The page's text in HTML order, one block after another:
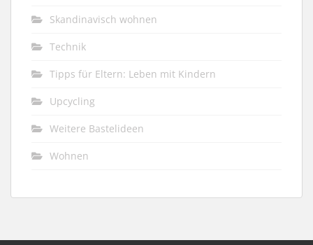
Skandinavisch wohnen
Technik
Tipps für Eltern: Leben mit Kindern
Upcycling
Weitere Bastelideen
Wohnen